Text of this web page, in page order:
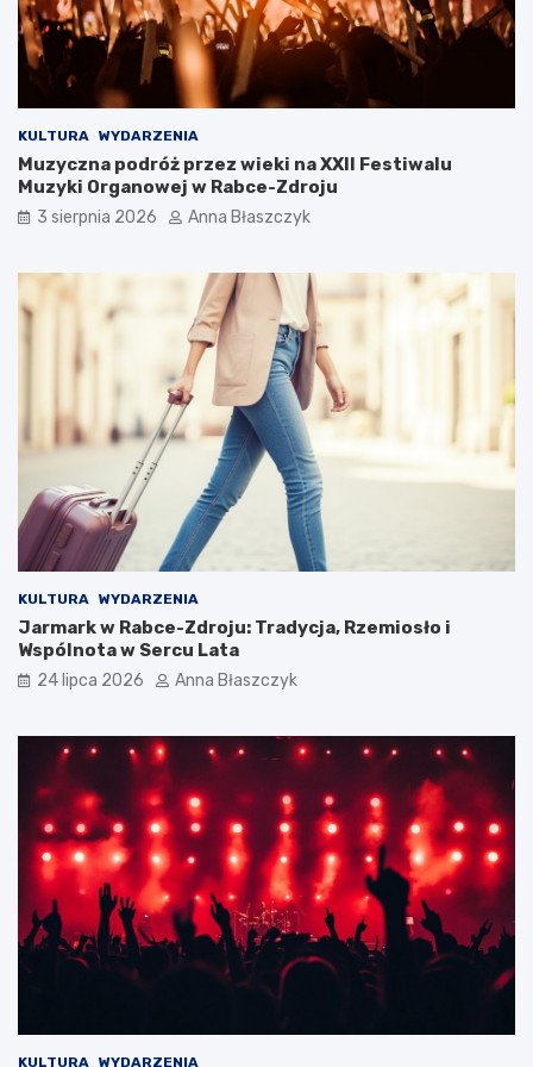
s
u
s
?
KULTURA WYDARZENIA
Muzyczna podróż przez wieki na XXII Festiwalu
Muzyki Organowej w Rabce-Zdroju
3 sierpnia 2026 Anna Błaszczyk
KULTURA WYDARZENIA
Jarmark w Rabce-Zdroju: Tradycja, Rzemiosło i
Wspólnota w Sercu Lata
24 lipca 2026 Anna Błaszczyk
KULTURA WYDARZENIA